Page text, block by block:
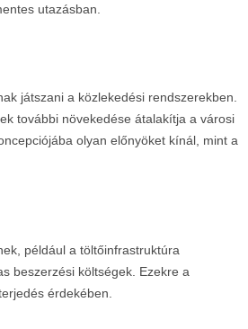
utazásban.
játszani a közlekedési rendszerekben.
további növekedése átalakítja a városi
olyan előnyöket kínál, mint a
például a töltőinfrastruktúra
beszerzési költségek. Ezekre a
érdekében.